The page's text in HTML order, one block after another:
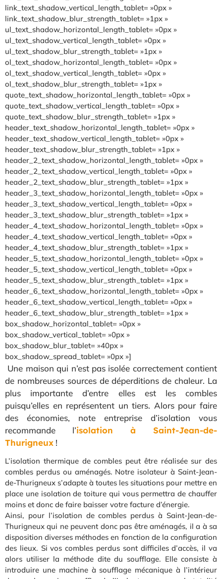
link_text_shadow_vertical_length_tablet= »0px »
link_text_shadow_blur_strength_tablet= »1px »
ul_text_shadow_horizontal_length_tablet= »0px »
ul_text_shadow_vertical_length_tablet= »0px »
ul_text_shadow_blur_strength_tablet= »1px »
ol_text_shadow_horizontal_length_tablet= »0px »
ol_text_shadow_vertical_length_tablet= »0px »
ol_text_shadow_blur_strength_tablet= »1px »
quote_text_shadow_horizontal_length_tablet= »0px »
quote_text_shadow_vertical_length_tablet= »0px »
quote_text_shadow_blur_strength_tablet= »1px »
header_text_shadow_horizontal_length_tablet= »0px »
header_text_shadow_vertical_length_tablet= »0px »
header_text_shadow_blur_strength_tablet= »1px »
header_2_text_shadow_horizontal_length_tablet= »0px »
header_2_text_shadow_vertical_length_tablet= »0px »
header_2_text_shadow_blur_strength_tablet= »1px »
header_3_text_shadow_horizontal_length_tablet= »0px »
header_3_text_shadow_vertical_length_tablet= »0px »
header_3_text_shadow_blur_strength_tablet= »1px »
header_4_text_shadow_horizontal_length_tablet= »0px »
header_4_text_shadow_vertical_length_tablet= »0px »
header_4_text_shadow_blur_strength_tablet= »1px »
header_5_text_shadow_horizontal_length_tablet= »0px »
header_5_text_shadow_vertical_length_tablet= »0px »
header_5_text_shadow_blur_strength_tablet= »1px »
header_6_text_shadow_horizontal_length_tablet= »0px »
header_6_text_shadow_vertical_length_tablet= »0px »
header_6_text_shadow_blur_strength_tablet= »1px »
box_shadow_horizontal_tablet= »0px »
box_shadow_vertical_tablet= »0px »
box_shadow_blur_tablet= »40px »
box_shadow_spread_tablet= »0px »]
Une maison qui n’est pas isolée correctement contient
de nombreuses sources de déperditions de chaleur. La
plus importante d’entre elles est les combles
puisqu’elles en représentent un tiers. Alors pour faire
des économies, note entreprise d’isolation vous
recommande l’isolation à Saint-Jean-de-
Thurigneux !
L’isolation thermique de combles peut être réalisée sur des
combles perdus ou aménagés. Notre isolateur à Saint-Jean-
de-Thurigneux s’adapte à toutes les situations pour mettre en
place une isolation de toiture qui vous permettra de chauffer
moins et donc de faire baisser votre facture d’énergie.
Ainsi, pour l’isolation de combles perdus à Saint-Jean-de-
Thurigneux qui ne peuvent donc pas être aménagés, il a à sa
disposition diverses méthodes en fonction de la configuration
des lieux. Si vos combles perdus sont difficiles d’accès, il va
alors utiliser la méthode dite du soufflage. Elle consiste à
introduire une machine à soufflage mécanique à l’intérieur